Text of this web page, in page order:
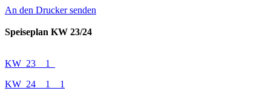
An den Drucker senden
Speiseplan KW 23/24
KW_23__1_
KW_24__1__1